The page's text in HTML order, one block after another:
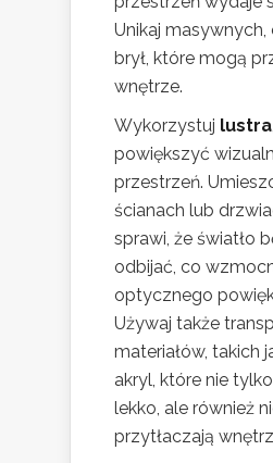
Unikaj masywnych,
brył, które mogą
wnętrze.
Wykorzystuj lustra
powiększyć
przestrzeń.
ścianach lub
sprawi, że światło
odbijać, co
optycznego
Używaj także
materiałów, takich
akryl, które nie
lekko, ale również
przytłaczają